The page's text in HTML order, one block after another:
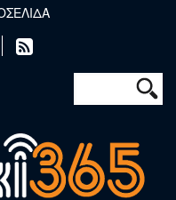
Φόρμα
Αναζήτηση